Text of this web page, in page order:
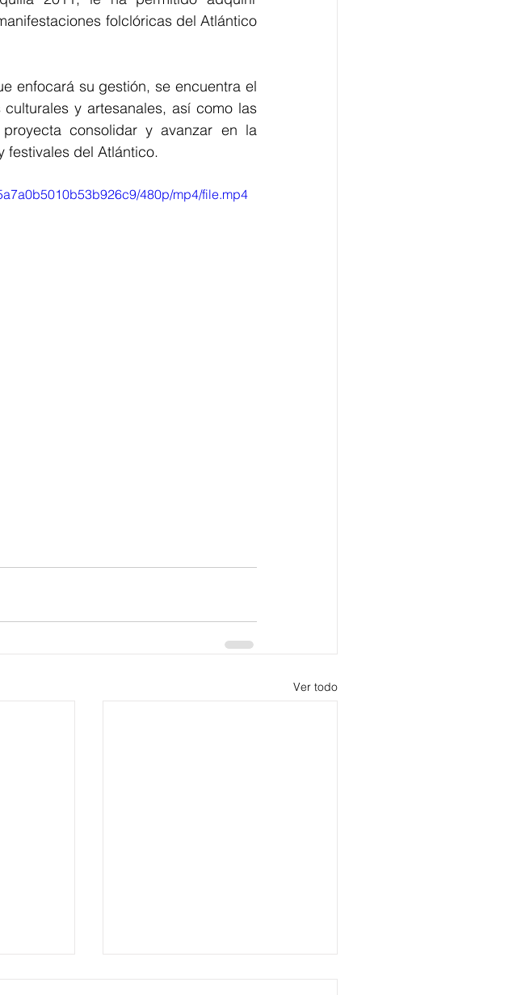
folclóricas del Atlántico
enfocará su gestión, se encuentra el
y artesanales, así como las
consolidar y avanzar en la
festivales del Atlántico.
480p/mp4/file.mp4
Ver todo